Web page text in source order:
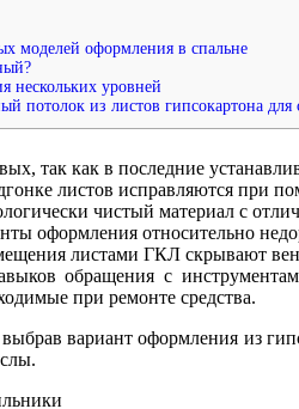
моделей оформления в спальне
нескольких уровней
потолок из листов гипсокартона
так как в последние
листов исправляются при
чистый материал с
оформления относительно
листами ГКЛ скрывают
обращения с
при ремонте средства.
вариант оформления из